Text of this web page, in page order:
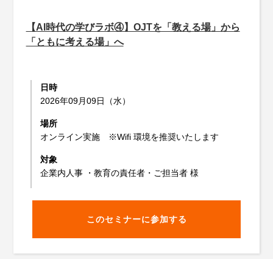
【AI時代の学びラボ④】OJTを「教える場」から
「ともに考える場」へ
日時
2026年09月09日（水）
場所
オンライン実施 ※Wifi 環境を推奨いたします
対象
企業内人事 ・教育の責任者・ご担当者 様
このセミナーに参加する